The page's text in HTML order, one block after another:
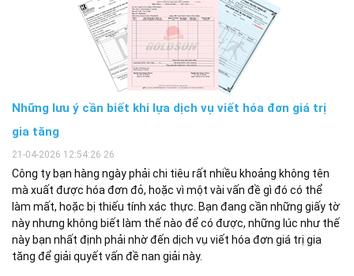
Những lưu ý cần biết khi lựa dịch vụ viết hóa đơn giá trị
gia tăng
21-04-2026 12:54:26 26
Công ty bạn hàng ngày phải chi tiêu rất nhiều khoảng không tên
mà xuất được hóa đơn đỏ, hoặc vì một vài vấn đề gì đó có thể
làm mất, hoặc bị thiếu tính xác thực. Bạn đang cần những giấy tờ
này nhưng không biết làm thế nào để có được, những lúc như thế
này bạn nhất định phải nhờ đến dịch vụ viết hóa đơn giá trị gia
tăng để giải quyết vấn đề nan giải này.